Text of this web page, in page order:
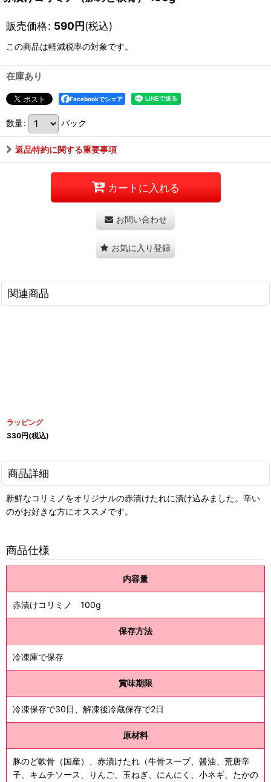
販売価格: 590円(税込)
この商品は軽減税率の対象です。
在庫あり
Facebookでシェア
数量: パック
返品特約に関する重要事項
カートに入れる
お問い合わせ
お気に入り登録
関連商品
ラッピング
330円(税込)
商品詳細
新鮮なコリミノをオリジナルの赤漬けたれに漬け込みました。辛い
のがお好きな方にオススメです。
商品仕様
内容量
赤漬けコリミノ 100g
保存方法
冷凍庫で保存
賞味期限
冷凍保存で30日、解凍後冷蔵保存で2日
原材料
豚のど軟骨（国産）、赤漬けたれ（牛骨スープ、醤油、荒唐辛
子、キムチソース、りんご、玉ねぎ、にんにく、小ネギ、たかの